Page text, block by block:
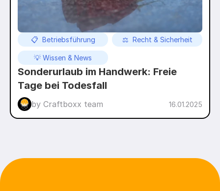
📋  Betriebsführung ⚖️  Recht & Sicherheit
💡 Wissen & News
Sonderurlaub im Handwerk: Freie
Tage bei Todesfall
by Craftboxx team 16.01.2025